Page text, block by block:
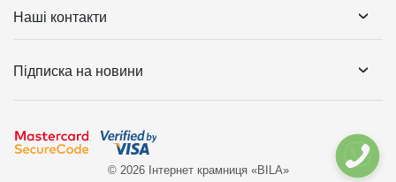
Наші контакти
Підписка на новини
© 2026 Інтернет крамниця «BILA»